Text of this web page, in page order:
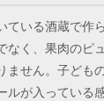
ている酒蔵で作
なく、果肉のピ
ません。子ども
ルが入っている